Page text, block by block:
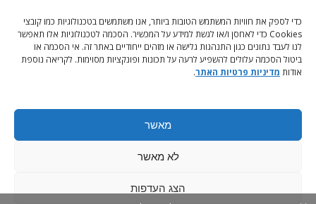
כדי לספק את חוויות המשתמש הטובות ביותר, אנו משתמשים בטכנולוגיות כמו קובצי
Cookies כדי לאחסן ו/או לגשת למידע על המכשיר. הסכמה לטכנולוגיות אלו תאפשר
לנו לעבד נתונים כגון התנהגות גלישה או מזהים ייחודיים באתר זה. אי הסכמה או
ביטול הסכמה עלולים להשפיע לרעה על תכונות ופונקציות מסוימות. לקריאה נוספת
אודות מדיניות פרטיות האתר.
מאשר
לא מאשר
הצג העדפות
המידע המופיע באתר אינו מהווה ייעוץ משפטי או תחליף לייעוץ משפטי
ואינו מהווה המלצה לנקיטת הליכים כלשהם או הימנעות מהם. קריאת
המידע באתר אינה מהווה תחליף לפניה לעורך דין המתמחה בתחום ספציפי
נדרש בטרם נקיטת בהליך כלשהו או נקיטת פעולה כלשהי או הימנעות
מהם. כול המסתמך על האמור לעיל עושה זאת על אחריותו בלבד.
ומגשרת 2018